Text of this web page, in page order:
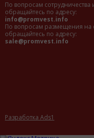
По вопросам
обращайтесь по адресу:
info@promvest.info
По вопросам размещения на
обращайтесь по адресу:
sale@promvest.info
Разработка Ads1